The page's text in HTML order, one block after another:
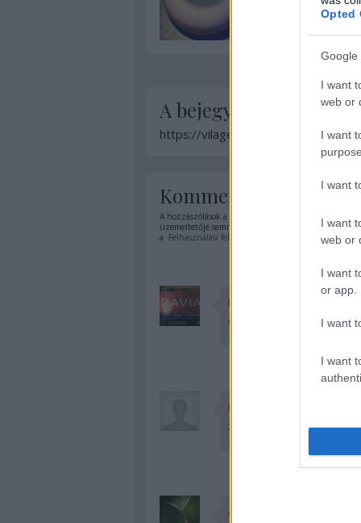
Opted
Google
I want
web or
I want
I want
I want
web or
I want
or app.
I want
I want
A bejegyzés trackback
https://vilagevo.hu/api/trackback/
Kommentek:
A hozzászólások a
üzemeltetője semmilyen felelősséget nem vállal,
a Felhasználási feltételekben adatvédelmi
BraviaBoy
Gratulálok!
Bombanoo
22 perccel múlt 8. Lehet
Attilajukkaja